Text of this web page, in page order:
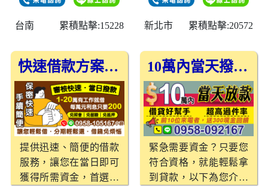
我們提供專業的借款服
務，只需擁有穩定的工
請到高達30萬元的借
款，每期僅需還8000
元。
台南 累積點擊:15228
立刻幫你借到30萬元，
當日撥款，救急就是這
能借錢！
新北市 累積點擊:20572
快速借款方案－當日撥款，輕鬆還款
提供迅速、簡便的借款
服務，讓您在當日即可
獲得所需資金，首選的
10萬內當天撥款，超高過件率等您來申請！
緊急需要資金？只要您
符合資格，就能輕鬆拿
到貸款，以下為您介紹